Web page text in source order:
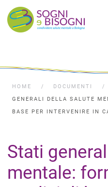
HOME DOCUMENTI
GENERALI DELLA SALUTE
BASE PER INTERVENIRE IN
Stati
mentale: